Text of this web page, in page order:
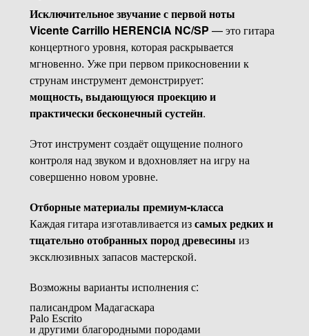
Исключительное звучание с первой ноты
Vicente Carrillo HERENCIA NC/SP — это гитара
концертного уровня, которая раскрывается
мгновенно. Уже при первом прикосновении к
струнам инструмент демонстрирует:
мощность, выдающуюся проекцию и
практически бесконечный сустейн.
Этот инструмент создаёт ощущение полного
контроля над звуком и вдохновляет на игру на
совершенно новом уровне.
Отборные материалы премиум-класса
Каждая гитара изготавливается изсамых редких и
тщательно отобранных пород древесины из
эксклюзивных запасов мастерской.
Возможны варианты исполнения с:
палисандром Мадагаскара
Palo Escrito
и другими благородными породами